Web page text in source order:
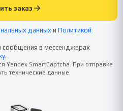
заказ
данных и Политикой
сообщения в мессенджерах
.
Yandex SmartCaptcha. При отправке
технические данные.